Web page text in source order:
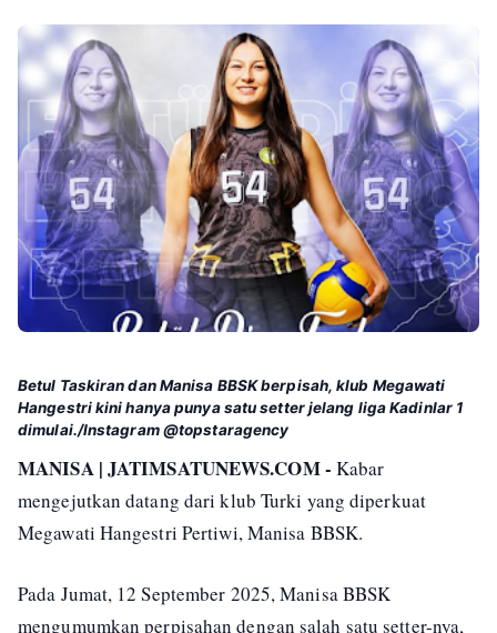
Betul Taskiran dan Manisa BBSK berpisah, klub Megawati
Hangestri kini hanya punya satu setter jelang liga Kadinlar 1
dimulai./Instagram @topstaragency
MANISA | JATIMSATUNEWS.COM - Kabar
mengejutkan datang dari klub Turki yang diperkuat
Megawati Hangestri Pertiwi, Manisa BBSK.
Pada Jumat, 12 September 2025, Manisa BBSK
mengumumkan perpisahan dengan salah satu setter-nya,